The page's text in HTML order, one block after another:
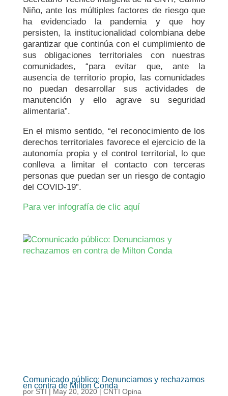
Niño, ante los múltiples factores de riesgo que
ha evidenciado la pandemia y que hoy
persisten, la institucionalidad colombiana debe
garantizar que continúa con el cumplimiento de
sus obligaciones territoriales con nuestras
comunidades, “para evitar que, ante la
ausencia de territorio propio, las comunidades
no puedan desarrollar sus actividades de
manutención y ello agrave su seguridad
alimentaria”.
En el mismo sentido, “el reconocimiento de los
derechos territoriales favorece el ejercicio de la
autonomía propia y el control territorial, lo que
conlleva a limitar el contacto con terceras
personas que puedan ser un riesgo de contagio
del COVID-19”.
Para ver infografía de clic aquí
Comunicado público: Denunciamos y rechazamos
en contra de Milton Conda
porSTI|May 20, 2020|CNTI Opina